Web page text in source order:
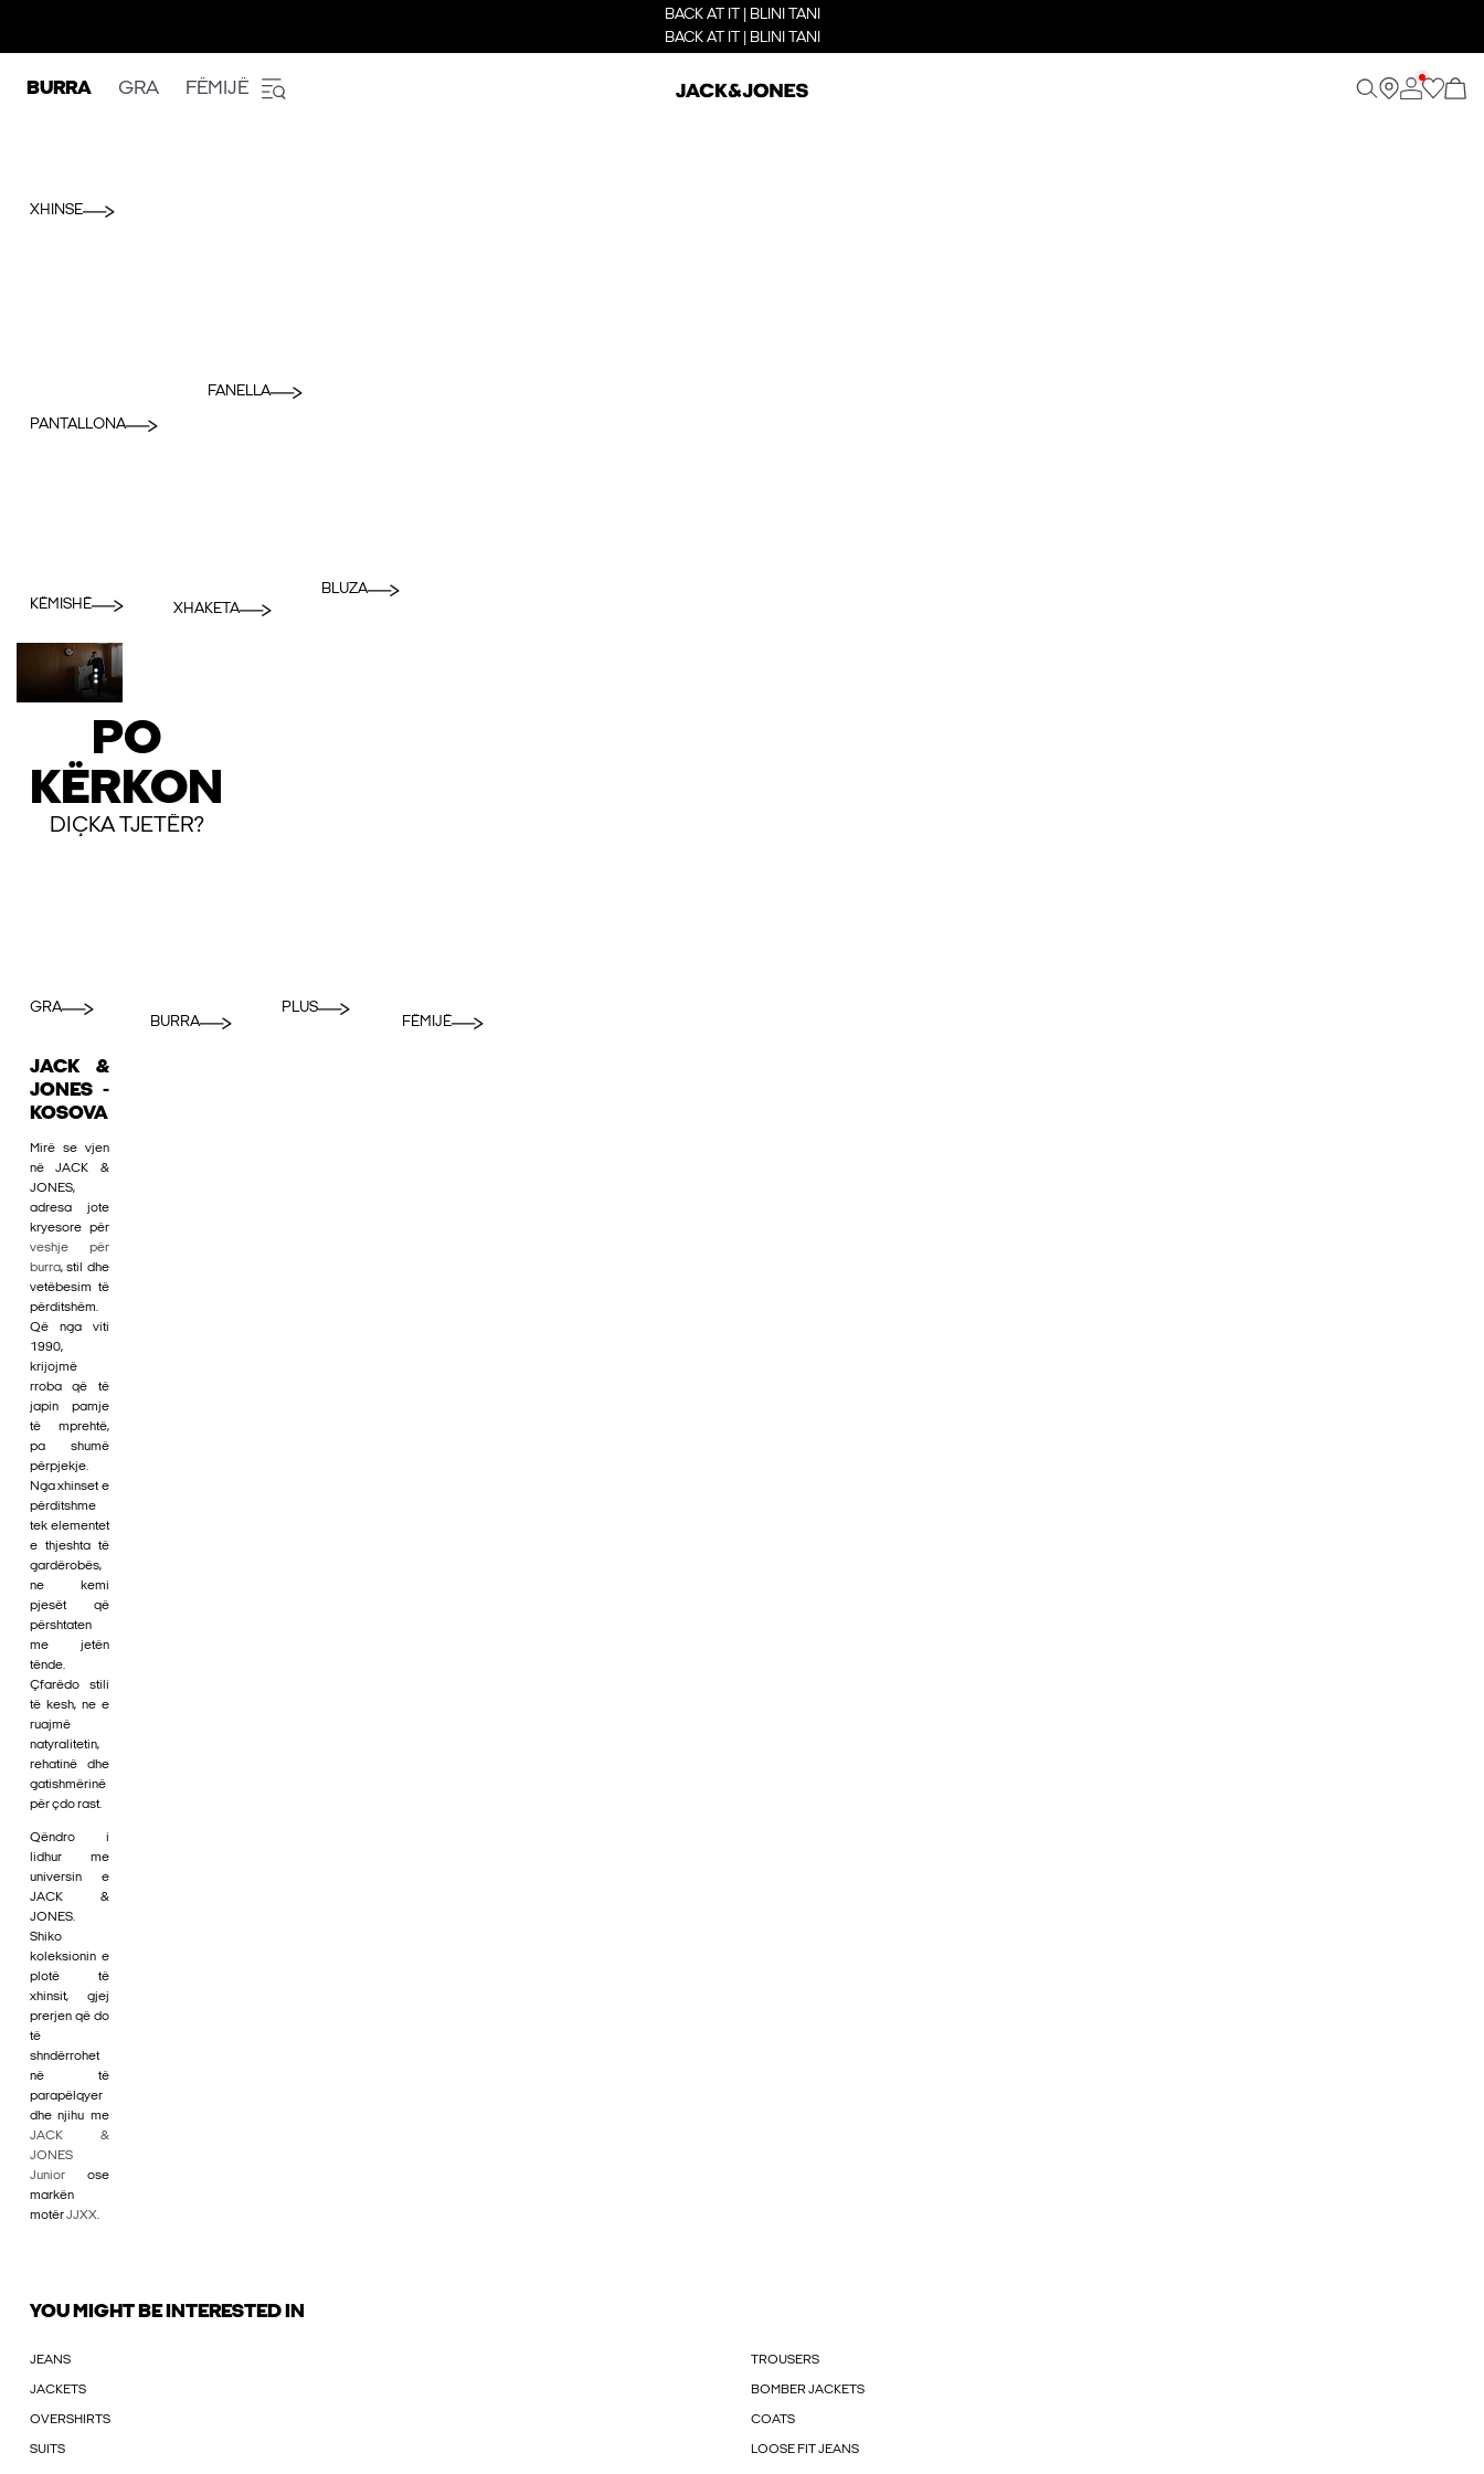
BACK AT IT | BLINI TANI
BACK AT IT | BLINI TANI
BURRA GRA FËMIJË
XHINSE
PANTALLONA
FANELLA
KËMISHË XHAKETA
BLUZA
PO
KËRKON
DIÇKA TJETËR?
GRA
BURRA
PLUS
FËMIJË
JACK &
JONES -
KOSOVA
Mirë se vjen
në JACK &
JONES,
adresa jote
kryesore për
veshje për
burra, stil dhe
vetëbesim të
përditshëm.
Që nga viti
1990,
krijojmë
rroba që të
japin pamje
të mprehtë,
pa shumë
përpjekje.
Nga xhinset e
përditshme
tek elementet
e thjeshta të
gardërobës,
ne kemi
pjesët që
përshtaten
me jetën
tënde.
Çfarëdo stili
të kesh, ne e
ruajmë
natyralitetin,
rehatinë dhe
gatishmërinë
për çdo rast.
Qëndro i
lidhur me
universin e
JACK &
JONES.
Shiko
koleksionin e
plotë të
xhinsit, gjej
prerjen që do
të
shndërrohet
në të
parapëlqyer
dhe njihu me
JACK &
JONES
Junior ose
markën
motërJJXX.
YOU MIGHT BE INTERESTED IN
JEANS TROUSERS
JACKETS BOMBER JACKETS
OVERSHIRTS COATS
SUITS LOOSE FIT JEANS